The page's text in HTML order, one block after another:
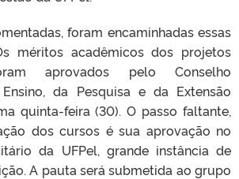
foram encaminhadas essas
méritos acadêmicos dos projetos
aprovados pelo Conselho
da Pesquisa e da Extensão
quinta-feira (30). O passo faltante,
dos cursos é sua aprovação no
da UFPel, grande instância de
A pauta será submetida ao grupo